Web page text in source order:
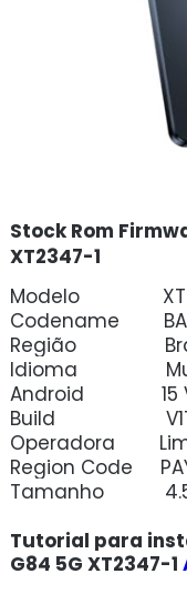
Stock Rom
XT2347-1
Modelo
Codename
Região Brasil
Idioma Mult
Android 15
Build
Operadora
Region Code
Tamanho 4.5
Tutorial para
G84 5G XT2347-1